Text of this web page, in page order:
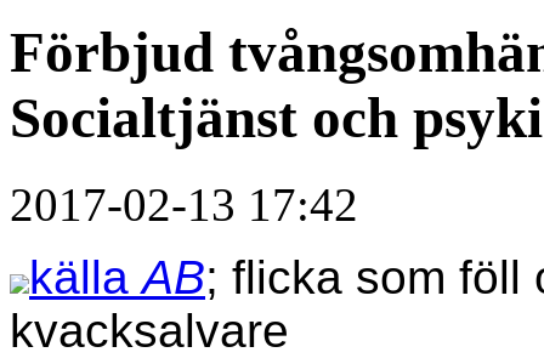
Förbjud
Socialtjänst och
2017-02-13 17:42
källaAB; flicka som föll
kvacksalvare